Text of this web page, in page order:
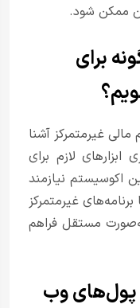
ممکن شود.
برای
غیرمتمرکز آشنا
لازم برای
اکوسیستم نیازمند
غیرمتمرکز
مستقل فراهم
پول‌های وب